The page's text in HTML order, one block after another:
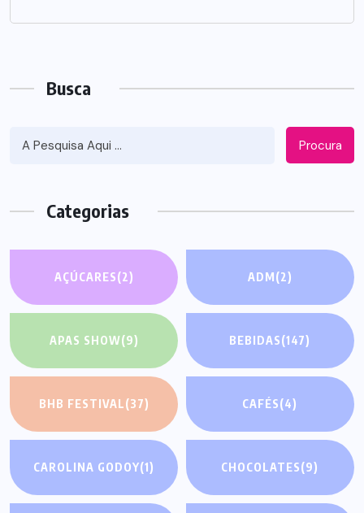
Busca
Procura
Categorias
AÇÚCARES(2) ADM(2)
APAS SHOW(9) BEBIDAS(147)
BHB FESTIVAL(37) CAFÉS(4)
CAROLINA GODOY(1) CHOCOLATES(9)